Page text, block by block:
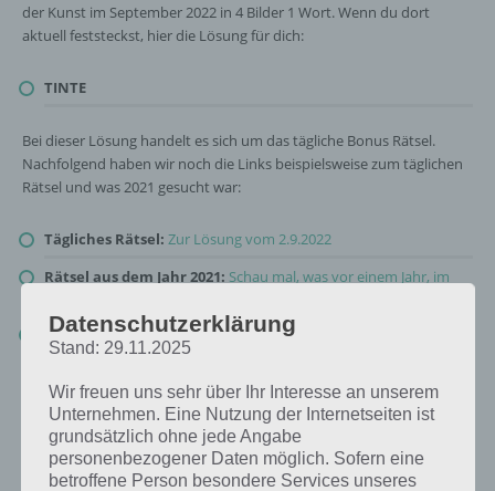
der Kunst im September 2022 in 4 Bilder 1 Wort. Wenn du dort
aktuell feststeckst, hier die Lösung für dich:
TINTE
Bei dieser Lösung handelt es sich um das tägliche Bonus Rätsel.
Nachfolgend haben wir noch die Links beispielsweise zum täglichen
Rätsel und was 2021 gesucht war:
Tägliches Rätsel: Zur Lösung vom 2.9.2022
Rätsel aus dem Jahr 2021: Schau mal, was vor einem Jahr, im
Zur Übersicht:4 Bilder 1 Wort Lösungen zu Die Welt der Kunst
im September 2022!
Datenschutzerklärung
Stand: 29.11.2025
Wir freuen uns sehr über Ihr Interesse an unserem
Unternehmen. Eine Nutzung der Internetseiten ist
grundsätzlich ohne jede Angabe
personenbezogener Daten möglich. Sofern eine
betroffene Person besondere Services unseres